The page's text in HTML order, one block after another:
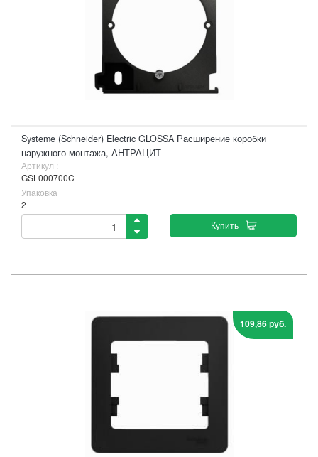
Systeme (Schneider) Electric GLOSSA Расширение коробки
наружного монтажа, АНТРАЦИТ
Артикул :
GSL000700C
Упаковка
2
Купить
109,86 руб.